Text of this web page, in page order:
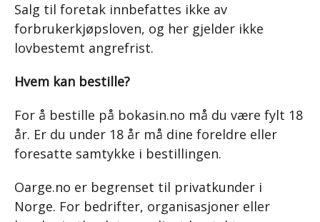
Salg til foretak innbefattes ikke av
forbrukerkjøpsloven, og her gjelder ikke
lovbestemt angrefrist.
Hvem kan bestille?
For å bestille på bokasin.no må du være fylt 18
år. Er du under 18 år må dine foreldre eller
foresatte samtykke i bestillingen.
Oarge.no er begrenset til privatkunder i
Norge. For bedrifter, organisasjoner eller